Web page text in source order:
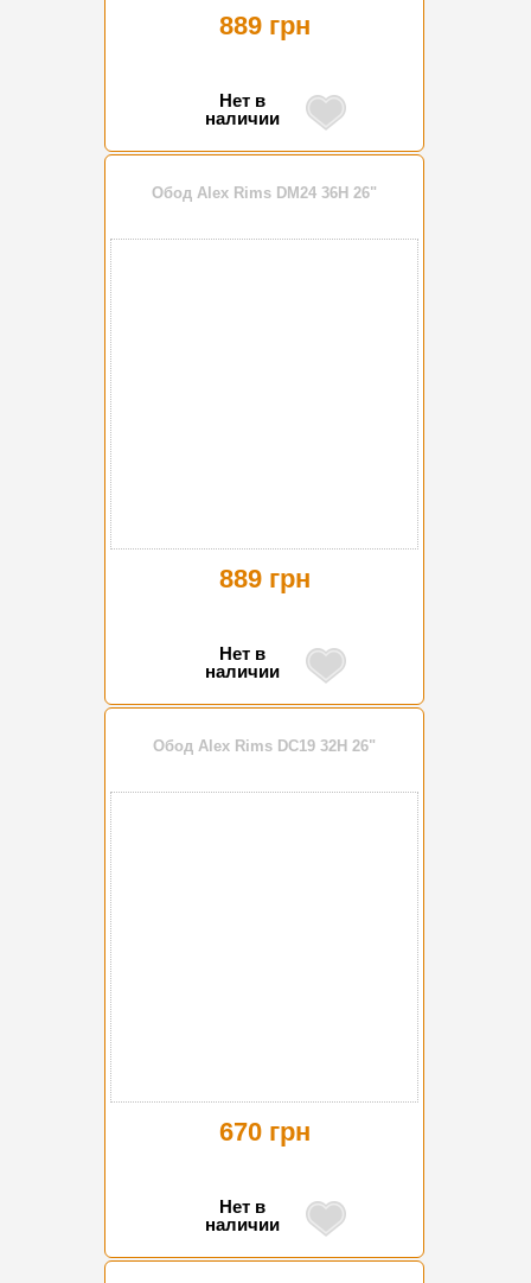
889 грн
Нет в
наличии
Обод Alex Rims DM24 36H 26"
889 грн
Нет в
наличии
Обод Alex Rims DС19 32H 26"
670 грн
Нет в
наличии